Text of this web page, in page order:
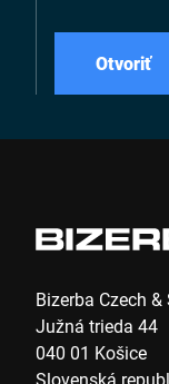
Otvoriť
Bizerba Czech
Južná trieda 44
040 01 Košice
Slovenská